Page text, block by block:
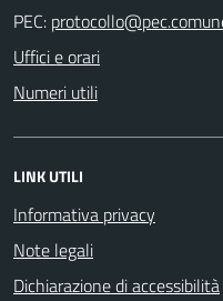
PEC:
Uffici e orari
Numeri utili
LINK UTILI
Informativa privacy
Note legali
Dichiarazione di accessibilità